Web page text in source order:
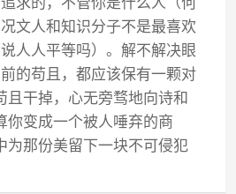
况文人和知识分子不是最喜欢
说人人平等吗）。解不解决眼
前的苟且，都应该保有一颗对
且干掉，心无旁骛地向诗和
你变成一个被人唾弃的商
为那份美留下一块不可侵犯